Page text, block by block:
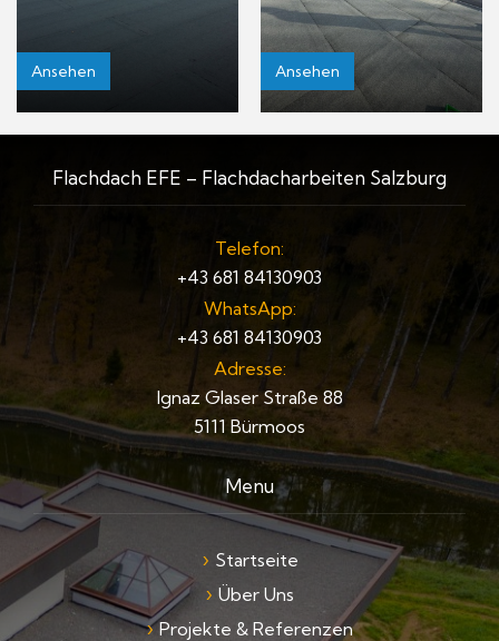
Ansehen Ansehen
Flachdach EFE – Flachdacharbeiten Salzburg
Telefon:
+43 681 84130903
WhatsApp:
+43 681 84130903
Adresse:
Ignaz Glaser Straße 88
5111 Bürmoos
Menu
Startseite
Über Uns
Projekte & Referenzen